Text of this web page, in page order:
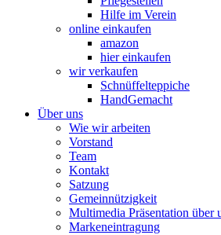
Hilfe im Verein
online einkaufen
amazon
hier einkaufen
wir verkaufen
Schnüffelteppiche
HandGemacht
Über uns
Wie wir arbeiten
Vorstand
Team
Kontakt
Satzung
Gemeinnützigkeit
Multimedia Präsentation über
Markeneintragung